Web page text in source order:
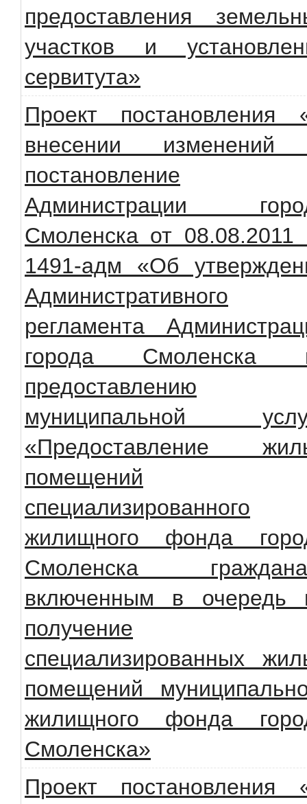
предоставления
участков и
сервитута»
Проект постановления
внесении
постановление
Администрации
Смоленска от
1491-адм «Об
Административного
регламента
города Смоленска
предоставлению
муниципальной
«Предоставление
помещений
специализированного
жилищного фонда
Смоленска
включенным в очередь
получение
специализированных
помещений
жилищного фонда
Смоленска»
Проект постановления